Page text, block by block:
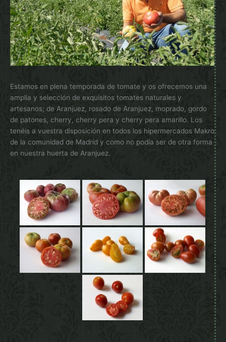
Estamos en plena temporada de tomate y os ofrecemos una
amplia y selección de exquisitos tomates naturales y
artesanos; de Aranjuez, rosado de Aranjuez, moprado, gordo
de patones, cherry, cherry pera y cherry pera amarillo. Los
tenéis a vuestra disposición en todos los hipermercados Makro
de la comunidad de Madrid y como no podía ser de otra forma
en nuestra huerta de Aranjuez.